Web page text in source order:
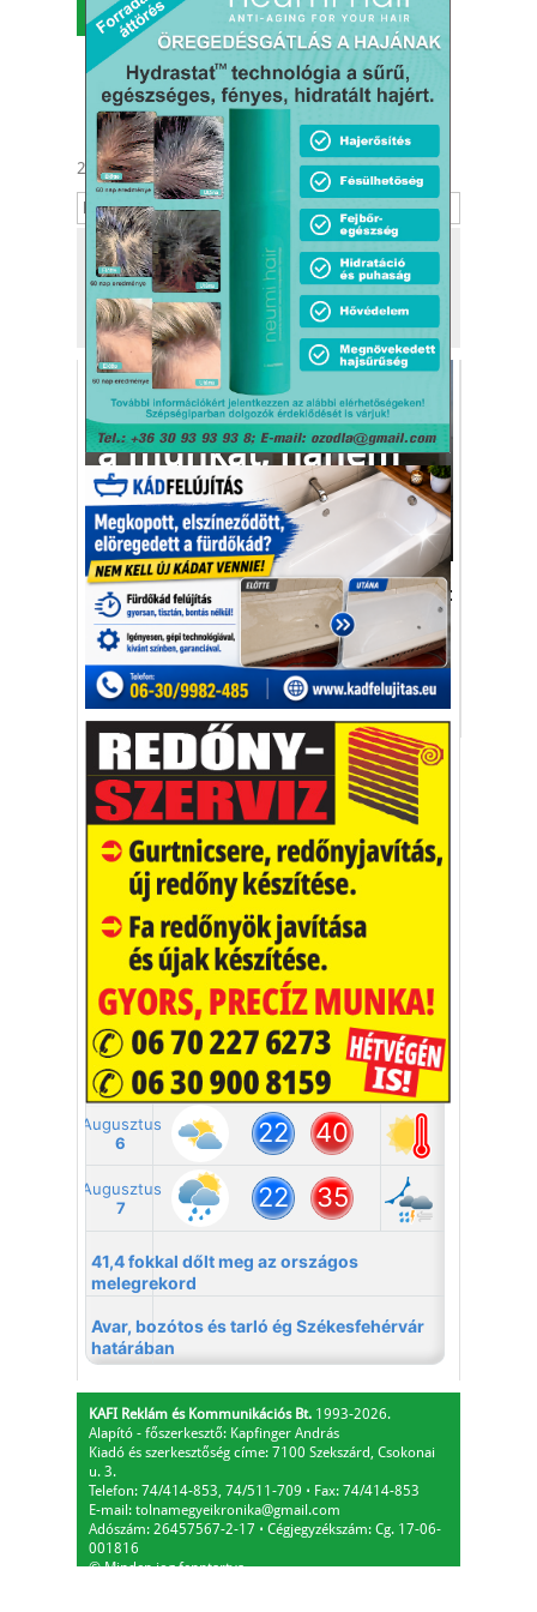
MENÜ
2026. augusztus 6. Berta, Bettina
Tekintse meg
a kiadónk, aKafi Bt.
más tevékenységét is!
Csepregi Ferenc:
„Nem én biztosítom
a munkát, hanem
az elégedett vevők”
Gazdaság
„Üzletpolitikájuk alapja a vevőcentrikusság:
– Kereskedő cég vagyunk, a vevőnek
rendelünk alá mindent."
Csepregi Ferenc Év Tolna Vármegyei Vállalkozója
Kaktusz
Vakációs őrület
A nyaralás extrém
helyzeteket teremt, nagyon
sokan kalandot, kihívást
keresnek.
Vélemény rovat cikkei
Újságlapozó
A nagyvilág képekben
KAFI Reklám és Kommunikációs Bt. 1993-2026.
Alapító - főszerkesztő: Kapfinger András
Kiadó és szerkesztőség címe: 7100 Szekszárd, Csokonai
u. 3.
Telefon: 74/414-853, 74/511-709 ⋅ Fax: 74/414-853
E-mail: tolnamegyeikronika@gmail.com
Adószám: 26457567-2-17 ⋅ Cégjegyzékszám: Cg. 17-06-
001816
© Minden jog fenntartva.